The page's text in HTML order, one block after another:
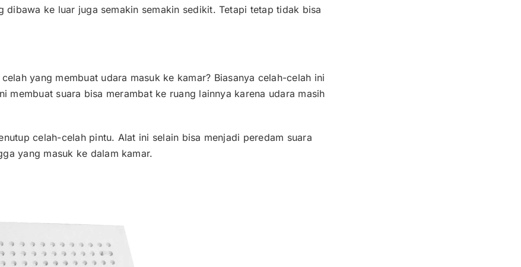
dibawa ke luar juga semakin semakin sedikit. Tetapi tetap tidak bisa
yang membuat udara masuk ke kamar? Biasanya celah-celah ini
membuat suara bisa merambat ke ruang lainnya karena udara masih
celah-celah pintu. Alat ini selain bisa menjadi peredam suara
yang masuk ke dalam kamar.